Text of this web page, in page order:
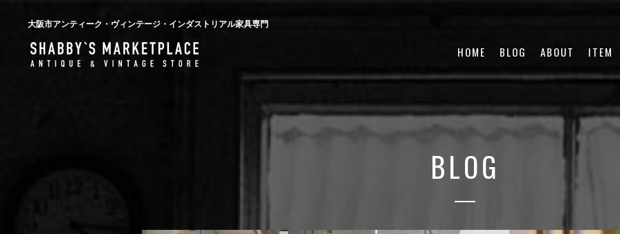
大阪市アンティーク・ヴィンテージ・インダストリアル家具専門
HOME BLOG ABOUT ITEM
BLOG